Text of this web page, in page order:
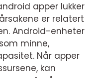
apper lukker
er relatert
Android-enheter
minne,
Når apper
kan